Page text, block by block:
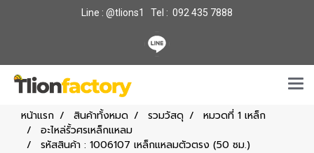
Line : @tlions1 Tel : 092 435 7888
หน้าแรก สินค้าทั้งหมด รวมวัสดุ
หมวดที่ 1 เหล็ก
อะไหล่รั้วศรเหล็กแหลม
รหัสสินค้า : 1006107 เหล็กแหลมตัวตรง (50 ซม.)